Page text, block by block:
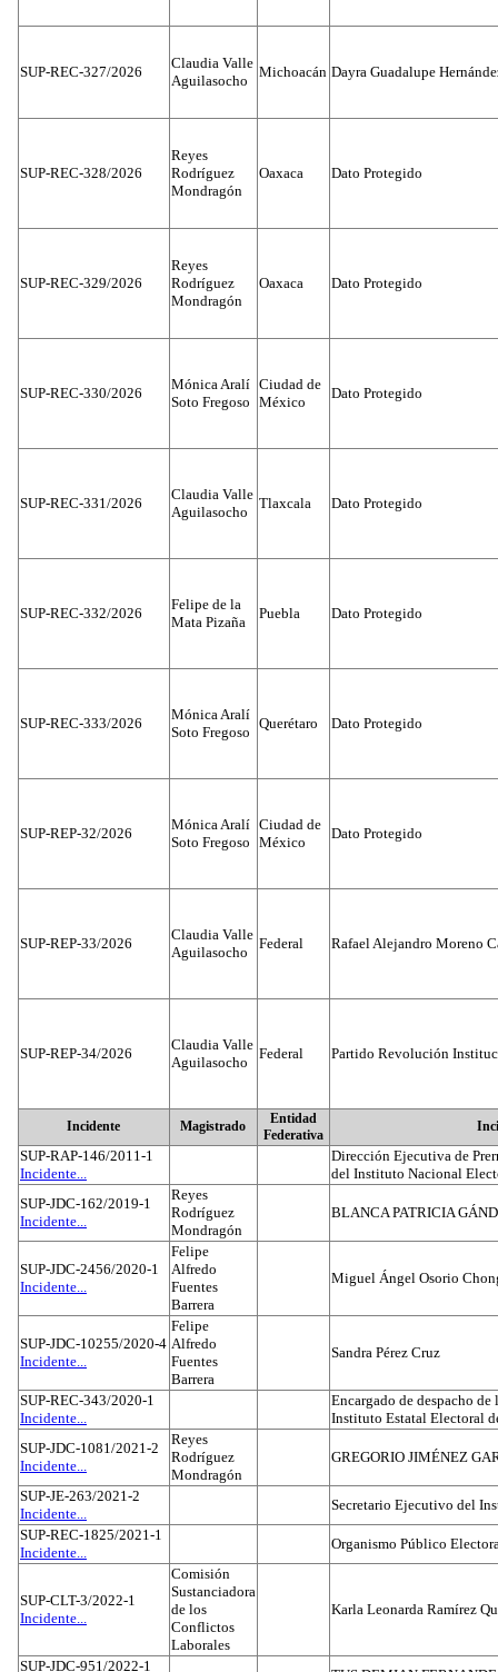
SUP-REC-327/2026
Claudia Valle
Aguilasocho
Michoacán Dayra Guadalupe
SUP-REC-328/2026
Reyes
Rodríguez
Mondragón
Oaxaca Dato Protegido
SUP-REC-329/2026
Reyes
Rodríguez
Mondragón
Oaxaca Dato Protegido
SUP-REC-330/2026
Mónica Aralí
Soto Fregoso
Ciudad de
México
Dato Protegido
SUP-REC-331/2026
Claudia Valle
Aguilasocho
Tlaxcala Dato Protegido
SUP-REC-332/2026
Felipe de la
Mata Pizaña
Puebla Dato Protegido
SUP-REC-333/2026
Mónica Aralí
Soto Fregoso
Querétaro Dato Protegido
SUP-REP-32/2026
Mónica Aralí
Soto Fregoso
Ciudad de
México
Dato Protegido
SUP-REP-33/2026
Claudia Valle
Aguilasocho
Federal Rafael Alejandro Moreno
SUP-REP-34/2026
Claudia Valle
Aguilasocho
Federal Partido Revolución
Incidente Magistrado
Entidad
Federativa
SUP-RAP-146/2011-1
Incidente...
Dirección Ejecutiva de
del Instituto Nacional
SUP-JDC-162/2019-1
Incidente...
Reyes
Rodríguez
Mondragón
BLANCA PATRICIA
SUP-JDC-2456/2020-1
Incidente...
Felipe
Alfredo
Fuentes
Barrera
Miguel Ángel Osorio
SUP-JDC-10255/2020-4
Incidente...
Felipe
Alfredo
Fuentes
Barrera
Sandra Pérez Cruz
SUP-REC-343/2020-1
Incidente...
Encargado de despacho
Instituto Estatal Electoral
SUP-JDC-1081/2021-2
Incidente...
Reyes
Rodríguez
Mondragón
GREGORIO JIMÉNEZ
SUP-JE-263/2021-2
Incidente...
Secretario Ejecutivo del
SUP-REC-1825/2021-1
Incidente...
Organismo Público
SUP-CLT-3/2022-1
Incidente...
Comisión
Sustanciadora
de los
Conflictos
Laborales
Karla Leonarda Ramírez
SUP-JDC-951/2022-1